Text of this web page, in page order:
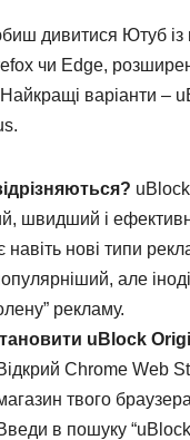
дивитися Ютуб із
чи Edge,
варіанти –
швидший і
навіть нові типи
але
рекламу.
uBlock
Chrome Web
твого
в пошуку